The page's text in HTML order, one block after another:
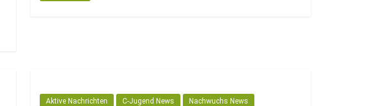
Aktive Nachrichten C-Jugend News Nachwuchs News